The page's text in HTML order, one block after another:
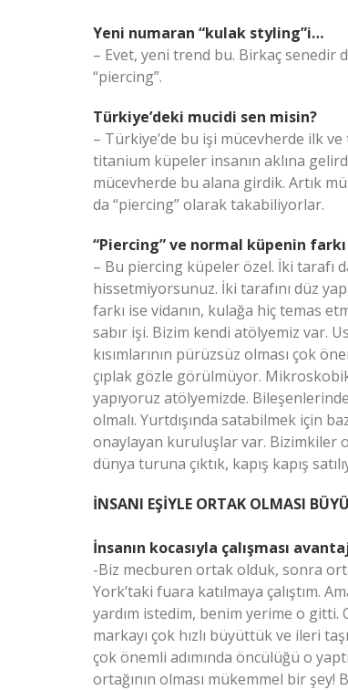
Yeni numaran “kulak styling”i…
– Evet, yeni trend bu. Birkaç senedir
“piercing”.
Türkiye’deki mucidi sen misin?
– Türkiye’de bu işi mücevherde ilk
titanium küpeler insanın aklına
mücevherde bu alana girdik. Artık
da “piercing” olarak takabiliyorlar.
“Piercing” ve normal küpenin
– Bu piercing küpeler özel. İki tarafı
hissetmiyorsunuz. İki tarafını düz
farkı ise vidanın, kulağa hiç temas
sabır işi. Bizim kendi atölyemiz var.
kısımlarının pürüzsüz olması çok
çıplak gözle görülmüyor.
yapıyoruz atölyemizde.
olmalı. Yurtdışında satabilmek için
onaylayan kuruluşlar var. Bizimkiler
dünya turuna çıktık, kapış kapış
İNSANI EŞİYLE ORTAK OLMASI
İnsanın kocasıyla çalışması
-Biz mecburen ortak olduk, sonra
York’taki fuara katılmaya çalıştım.
yardım istedim, benim yerime o gitti.
markayı çok hızlı büyüttük ve ileri
çok önemli adımında öncülüğü o
ortağının olması mükemmel bir